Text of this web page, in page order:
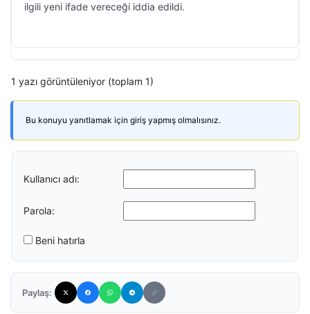
ilgili yeni ifade vereceği iddia edildi.
1 yazı görüntüleniyor (toplam 1)
Bu konuyu yanıtlamak için giriş yapmış olmalısınız.
Kullanıcı adı:
Parola:
Beni hatırla
Paylaş: